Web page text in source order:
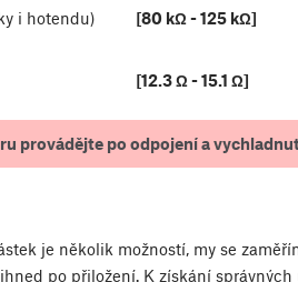
i hotendu) [80 kΩ - 125 kΩ]
[12.3 Ω - 15.1 Ω]
provádějte po odpojení a
je několik možností, my se
po přiložení. K získání